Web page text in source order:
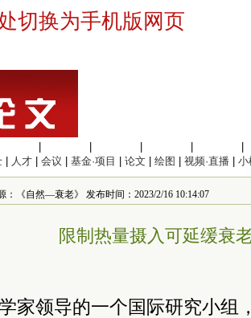
切换为手机版网页
人才 会议 基金·项目 论文 绘图 视频·直播 小
：《自然—衰老》 发布时间：2023/2/16 10:14:07
限制热量摄入可延缓衰
家领导的一个国际研究小组